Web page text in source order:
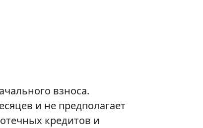
взноса.
и не предполагает
кредитов и